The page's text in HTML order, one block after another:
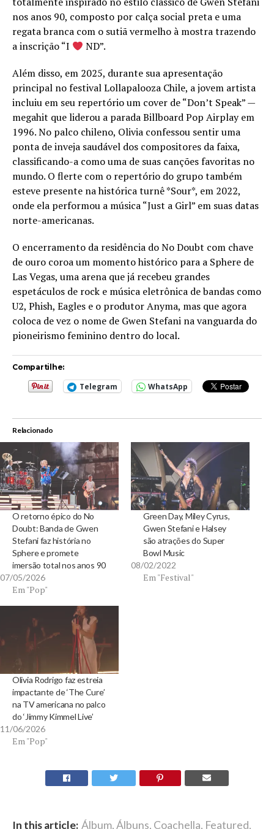
nos anos 90, composto por calça social preta e uma
regata branca com o sutiã vermelho à mostra trazendo
a inscrição “I
ND”.
Além disso, em 2025, durante sua apresentação
principal no festival Lollapalooza Chile, a jovem artista
incluiu em seu repertório um cover de “Don’t Speak” —
megahit que liderou a parada Billboard Pop Airplay em
1996. No palco chileno, Olivia confessou sentir uma
ponta de inveja saudável dos compositores da faixa,
classificando-a como uma de suas canções favoritas no
mundo. O flerte com o repertório do grupo também
esteve presente na histórica turnê *Sour*, em 2022,
onde ela performou a música “Just a Girl” em suas datas
norte-americanas.
O encerramento da residência do No Doubt com chave
de ouro coroa um momento histórico para a Sphere de
Las Vegas, uma arena que já recebeu grandes
espetáculos de rock e música eletrônica de bandas como
U2, Phish, Eagles e o produtor Anyma, mas que agora
coloca de vez o nome de Gwen Stefani na vanguarda do
pioneirismo feminino dentro do local.
Compartilhe:
Telegram WhatsApp
Relacionado
O retorno épico do No
Doubt: Banda de Gwen
Stefani faz história no
Sphere e promete
imersão total nos anos 90
07/05/2026
Em "Pop"
Green Day, Miley Cyrus,
Gwen Stefani e Halsey
são atrações do Super
Bowl Music
08/02/2022
Em "Festival"
Olivia Rodrigo faz estreia
impactante de ‘The Cure’
na TV americana no palco
do ‘Jimmy Kimmel Live’
11/06/2026
Em "Pop"
In this article: Álbum,Álbuns, Coachella, Featured,